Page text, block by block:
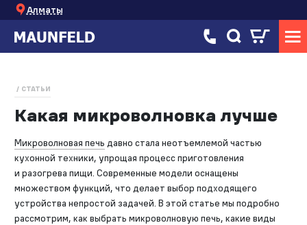
Алматы
СТАТЬИ
Какая микроволновка лучше
Микроволновая печь давно стала неотъемлемой частью
кухонной техники, упрощая процесс приготовления
и разогрева пищи. Современные модели оснащены
множеством функций, что делает выбор подходящего
устройства непростой задачей. В этой статье мы подробно
рассмотрим, как выбрать микроволновую печь, какие виды